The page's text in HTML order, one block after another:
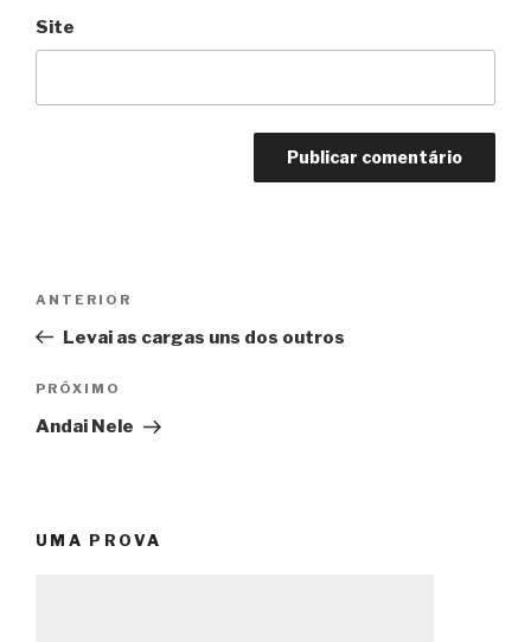
Site
Post
Post
anterior
ANTERIOR
Levai as cargas uns dos outros
Próximo
post
PRÓXIMO
Andai Nele
UMA PROVA